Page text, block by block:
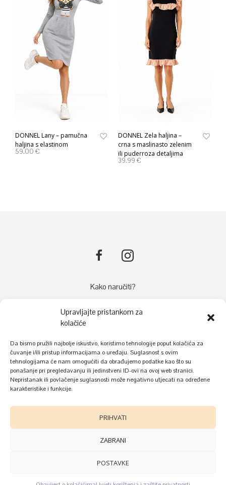
Upravljajte pristankom za
kolačiće
Da bismo pružili najbolje iskustvo, koristimo tehnologije poput kolačića za
čuvanje i/ili pristup informacijama o uređaju. Suglasnost s ovim
tehnologijama će nam omogućiti da obrađujemo podatke kao što su
ponašanje pri pregledavanju ili jedinstveni ID-ovi na ovoj web stranici.
Nepristanak ili povlačenje suglasnosti može negativno utjecati na određene
karakteristike i funkcije.
PRIHVATI
ZABRANI
POSTAVKE
DONNEL Lany – pamučna
haljina s elastinom
59.00 €
DONNEL Zela haljina –
crna s maslinasto zelenim
ili puderroza detaljima
39.99 €
Kako naručiti?
Dostava
Kolačići
Uvjeti korištenja i zaštite privatnosti
Donnel2022.